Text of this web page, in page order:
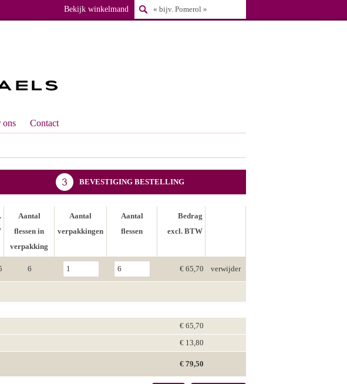
Bekijk winkelmand
ons Contact
BEVESTIGING BESTELLING
Aantal
flessen in
verpakking
Aantal
verpakkingen
Aantal
flessen
Bedrag
excl. BTW
6 € 65,70 verwijder
€ 65,70
€ 13,80
€ 79,50